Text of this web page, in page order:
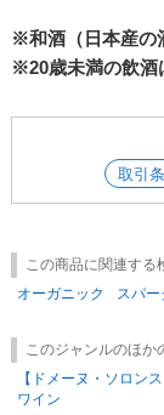
※和酒（日本産の
※20歳未満の飲酒
取引
この商品に関連する
オーガニック
スパ
このジャンルのほか
【ドメーヌ・ソロ
ワイン